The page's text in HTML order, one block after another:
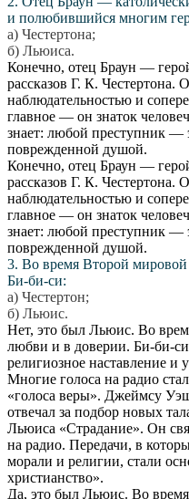
и полюбившийся многим
а) Честертона;
б) Льюиса.
Конечно, отец Браун —
рассказов Г. К. Честертона.
наблюдательностью и
главное — он знаток
знает: любой преступник —
поврежденной душой.
Конечно, отец Браун —
рассказов Г. К. Честертона.
наблюдательностью и
главное — он знаток
знает: любой преступник —
поврежденной душой.
3. Во время Второй
Би-би-си:
а) Честертон;
б) Льюис.
Нет, это был Льюис. Во
любви и в доверии. Би-би-си
религиозное наставление и
Многие голоса на радио
«голоса веры». Джеймсу
отвечал за подбор новых
Льюиса «Страдание». Он
на радио. Передачи, в
морали и религии, стали
христианство».
Да, это был Льюис. Во